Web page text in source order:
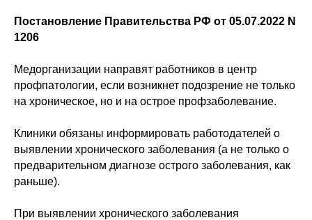
Постановление Правительства РФ от 05.07.2022 N
1206
Медорганизации направят работников в центр
профпатологии, если возникнет подозрение не только
на хроническое, но и на острое профзаболевание.
Клиники обязаны информировать работодателей о
выявлении хронического заболевания (а не только о
предварительном диагнозе острого заболевания, как
раньше).
При выявлении хронического заболевания